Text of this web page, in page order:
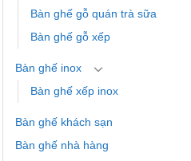
Bàn ghế gỗ quán trà sữa
Bàn ghế gỗ xếp
Bàn ghế inox
Bàn ghế xếp inox
Bàn ghế khách sạn
Bàn ghế nhà hàng